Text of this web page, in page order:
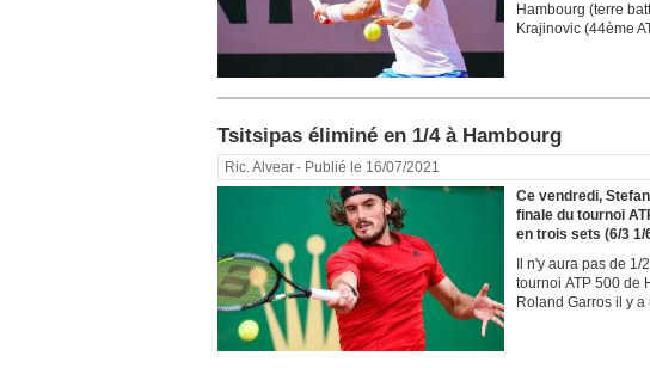
Hambourg (terre
Krajinovic (44ème
Tsitsipas éliminé en 1/4 à Hambourg
Ric. Alvear- Publié le 16/07/2021
Ce vendredi,
finale du tournoi
en trois sets (6/3 1/
Il n'y aura pas de
tournoi ATP 500 de
Roland Garros il y